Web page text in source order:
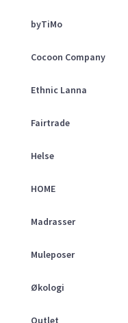
byTiMo
Cocoon Company
Ethnic Lanna
Fairtrade
Helse
HOME
Madrasser
Muleposer
Økologi
Outlet